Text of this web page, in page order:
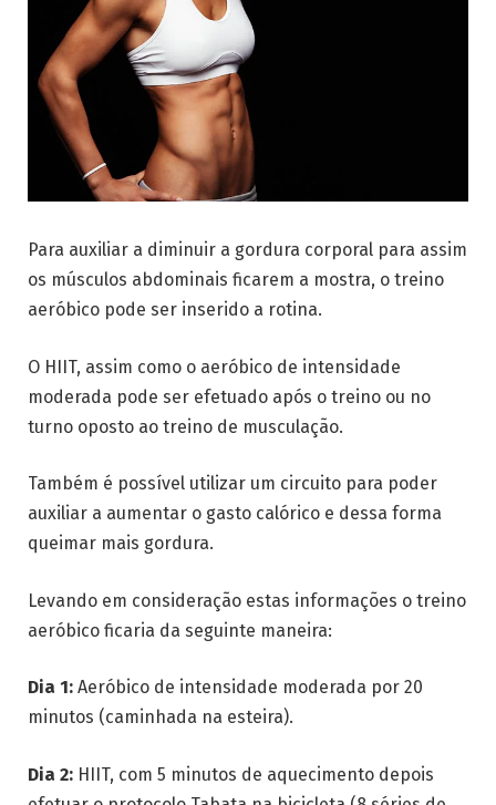
Para auxiliar a diminuir a gordura corporal para assim
os músculos abdominais ficarem a mostra, o treino
aeróbico pode ser inserido a rotina.
O HIIT, assim como o aeróbico de intensidade
moderada pode ser efetuado após o treino ou no
turno oposto ao treino de musculação.
Também é possível utilizar um circuito para poder
auxiliar a aumentar o gasto calórico e dessa forma
queimar mais gordura.
Levando em consideração estas informações o treino
aeróbico ficaria da seguinte maneira:
Dia 1: Aeróbico de intensidade moderada por 20
minutos (caminhada na esteira).
Dia 2: HIIT, com 5 minutos de aquecimento depois